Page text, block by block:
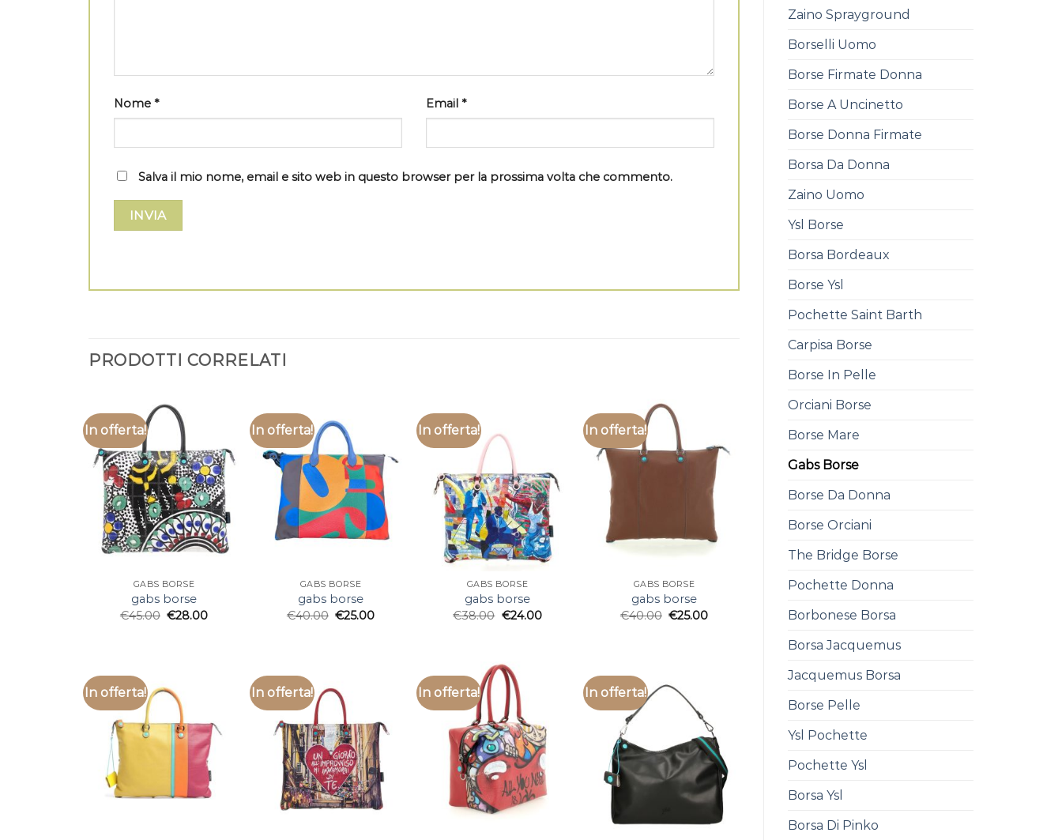
Zaino Sprayground
Borselli Uomo
Borse Firmate Donna
Borse A Uncinetto
Borse Donna Firmate
Borsa Da Donna
Zaino Uomo
Ysl Borse
Borsa Bordeaux
Borse Ysl
Pochette Saint Barth
Carpisa Borse
Borse In Pelle
Orciani Borse
Borse Mare
Gabs Borse
Borse Da Donna
Borse Orciani
The Bridge Borse
Pochette Donna
Borbonese Borsa
Borsa Jacquemus
Jacquemus Borsa
Borse Pelle
Ysl Pochette
Pochette Ysl
Borsa Ysl
Borsa Di Pinko
Nome * Email *
Salva il mio nome, email e sito web in questo browser per la prossima volta che commento.
PRODOTTI CORRELATI
In offerta!
GABS BORSE
gabs borse
€45.00 €28.00
In offerta!
GABS BORSE
gabs borse
€40.00 €25.00
In offerta!
GABS BORSE
gabs borse
€38.00 €24.00
In offerta!
GABS BORSE
gabs borse
€40.00 €25.00
In offerta! In offerta! In offerta! In offerta!